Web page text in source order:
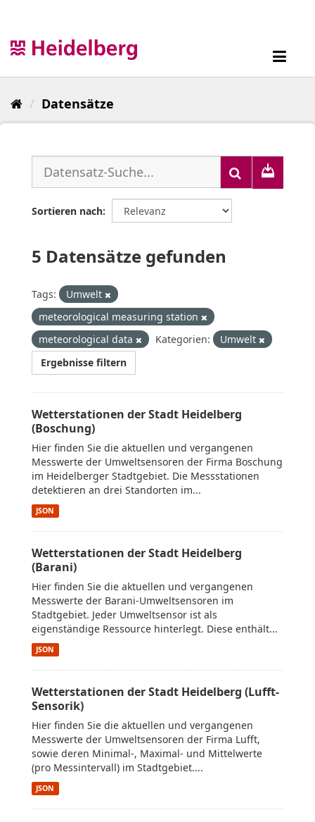
Datensätze
Sortieren nach
5 Datensätze gefunden
Tags:
Umwelt
meteorological measuring station
meteorological data
Kategorien:
Umwelt
Ergebnisse filtern
Wetterstationen der Stadt Heidelberg
(Boschung)
Hier finden Sie die aktuellen und vergangenen
Messwerte der Umweltsensoren der Firma Boschung
im Heidelberger Stadtgebiet. Die Messstationen
detektieren an drei Standorten im...
JSON
Wetterstationen der Stadt Heidelberg
(Barani)
Hier finden Sie die aktuellen und vergangenen
Messwerte der Barani-Umweltsensoren im
Stadtgebiet. Jeder Umweltsensor ist als
eigenständige Ressource hinterlegt. Diese enthält...
JSON
Wetterstationen der Stadt Heidelberg (Lufft-
Sensorik)
Hier finden Sie die aktuellen und vergangenen
Messwerte der Umweltsensoren der Firma Lufft,
sowie deren Minimal-, Maximal- und Mittelwerte
(pro Messintervall) im Stadtgebiet....
JSON